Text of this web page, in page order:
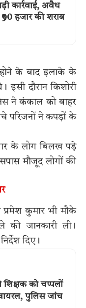
कार्रवाई, अवैध
हजार की शराब
के बाद इलाके के
दौरान किशोरी
ने कंकाल को बाहर
परिजनों ने कपड़ों के
के लोग बिलख पड़े
मौजूद लोगों की
प्रमेश कुमार भी मौके
जानकारी ली।
दिए।
शिक्षक को चप्पलों
पुलिस जांच